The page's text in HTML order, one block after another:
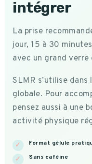
intégrer
La prise
jour, 15 à 30
avec un grand verre
SLMR s’utilise
globale. Pour
pensez aussi à une
activité physique
Format gélule
Sans caféine